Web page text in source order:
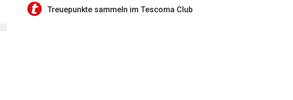
Treuepunkte sammeln im Tescoma Club